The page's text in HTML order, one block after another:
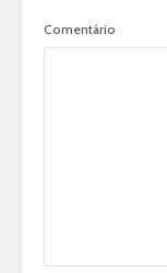
Comentário